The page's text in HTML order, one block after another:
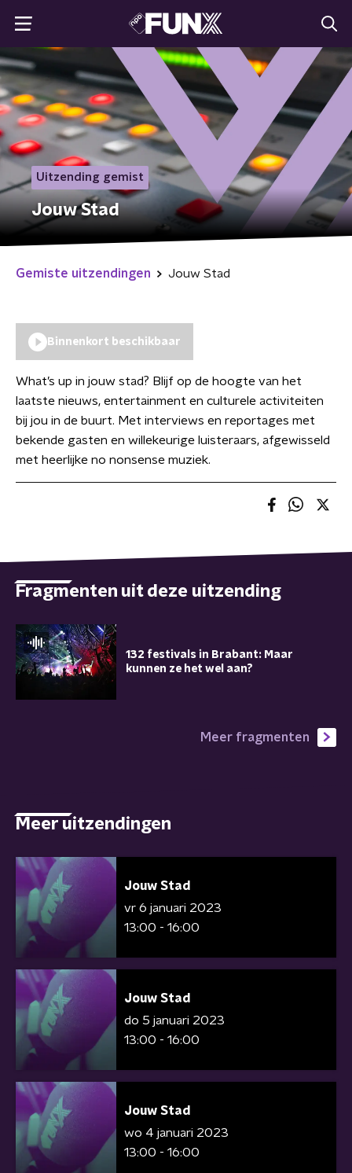
Uitzending gemist
Jouw Stad
Gemiste uitzendingen Jouw Stad
Binnenkort beschikbaar
What’s up in jouw stad? Blijf op de hoogte van het
laatste nieuws, entertainment en culturele activiteiten
bij jou in de buurt. Met interviews en reportages met
bekende gasten en willekeurige luisteraars, afgewisseld
met heerlijke no nonsense muziek.
Fragmenten uit deze uitzending
132 festivals in Brabant: Maar
kunnen ze het wel aan?
Meer fragmenten
Meer uitzendingen
Jouw Stad
vr 6 januari 2023
13:00 - 16:00
Jouw Stad
do 5 januari 2023
13:00 - 16:00
Jouw Stad
wo 4 januari 2023
13:00 - 16:00